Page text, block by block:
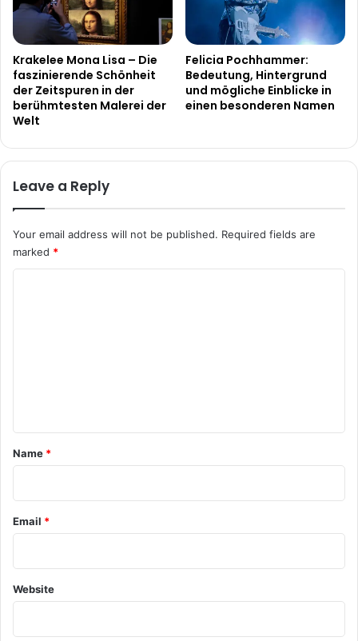
Krakelee Mona Lisa – Die
faszinierende Schönheit
der Zeitspuren in der
berühmtesten Malerei der
Welt
Felicia Pochhammer:
Bedeutung, Hintergrund
und mögliche Einblicke in
einen besonderen Namen
Leave a Reply
Your email address will not be published. Required fields are
marked *
*
Name *
Email *
Website